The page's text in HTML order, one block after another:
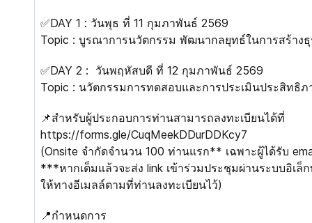
✅DAY 1 : วันพุธ ที่ 11 กุมภาพันธ์ 2569
Topic : บูรณาการนวัตกรรม พัฒนากลยุทธ์ในการสร้างธุ
✅DAY 2 : วันพฤหัสบดี ที่ 12 กุมภาพันธ์ 2569
Topic : นวัตกรรมการทดสอบและการประเมินประสิทธิภ
📌สำหรับผู้ประกอบการท่านสามารถลงทะเบียนได้ที่
https://forms.gle/CuqMeekDDurDDKcy7
(Onsite จำกัดจำนวน 100 ท่านแรก** เฉพาะผู้ได้รับ
***หากเต็มแล้วจะส่ง link เข้าร่วมประชุมผ่านระบบอิเล็
ให้ทางอีเมลล์ตามที่ท่านลงทะเบียนไว้)
📍กำหนดการ